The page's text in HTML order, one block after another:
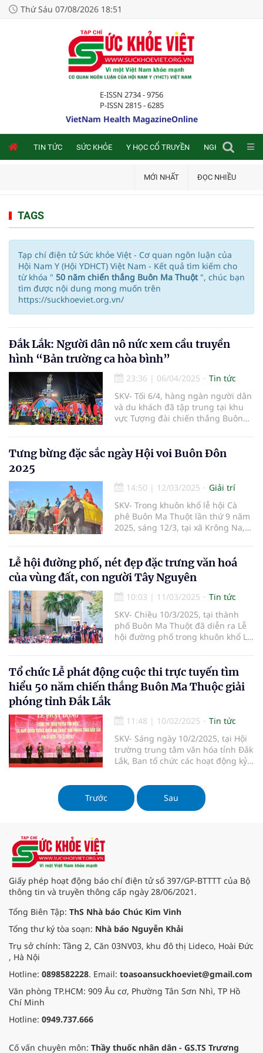
Thứ Sáu 07/08/2026 18:51
E-ISSN 2734 - 9756
P-ISSN 2815 - 6285
VietNam Health MagazineOnline
TIN TỨC SỨC KHỎE Y HỌC CỔ TRUYỀN NGHIÊN CỨU
MỚI NHẤT ĐỌC NHIỀU
TAGS
Tạp chí điện tử Sức khỏe Việt - Cơ quan ngôn luận của
Hội Nam Y (Hội YDHCT) Việt Nam - Kết quả tìm kiếm cho
từ khóa " 50 năm chiến thắng Buôn Ma Thuột ", chúc bạn
tìm được nội dung mong muốn trên
https://suckhoeviet.org.vn/
Đắk Lắk: Người dân nô nức xem cầu truyền
hình “Bản trường ca hòa bình”
23:36 | 06/04/2025
Tin tức
SKV- Tối 6/4, hàng ngàn người dân
và du khách đã tập trung tại khu
vực Tượng đài chiến thắng Buôn
trường ca hòa bình”.
Tưng bừng đặc sắc ngày Hội voi Buôn Đôn
2025
14:50 | 12/03/2025
Giải trí
SKV- Trong khuôn khổ lễ hội Cà
phê Buôn Ma Thuột lần thứ 9 năm
2025, sáng 12/3, tại xã Krông Na,
khai mạc hội voi Buôn Đôn năm
2025 chính thức diễn ra tại trung
tâm tổ chức lễ hội, xã Krông Na,
huyện Buôn Đôn. Hội voi do UBND
huyện phối hợp với Sở Văn hóa,
Thể thao và Du lịch, Trung tâm bảo
tồn voi, cứu hộ động vật và quản lý
bảo vệ rừng tổ chức thực hiện.
Lễ hội đường phố, nét đẹp đặc trưng văn hoá
của vùng đất, con người Tây Nguyên
10:03 | 11/03/2025
Tin tức
SKV- Chiều 10/3/2025, tại thành
phố Buôn Ma Thuột đã diễn ra Lễ
hội đường phố trong khuôn khổ Lễ
Tổ chức Lễ phát động cuộc thi trực tuyến tìm
hiểu 50 năm chiến thắng Buôn Ma Thuộc giải
phóng tỉnh Đắk Lắk
11:48 | 10/02/2025
Tin tức
SKV- Sáng ngày 10/2/2025, tại Hội
trường trung tâm văn hóa tỉnh Đắk
Lắk, Ban tổ chức các hoạt động kỷ
Thuột, giải phóng tỉnh Đắk Lắk và
lễ hội cà phê Buôn Ma Thuột lần
thứ 9 năm 2025 triển khai
Trước Sau
Giấy phép hoạt động báo chí điện tử số 397/GP-BTTTT của Bộ
thông tin và truyền thông cấp ngày 28/06/2021.
Tổng Biên Tập: ThS Nhà báo Chúc Kim Vinh
Tổng thư ký tòa soạn: Nhà báo Nguyễn Khải
Trụ sở chính: Tầng 2, Căn 03NV03, khu đô thị Lideco, Hoài Đức
, Hà Nội
Hotline: 0898582228. Email: toasoansuckhoeviet@gmail.com
Văn phòng TP.HCM: 909 Âu cơ, Phường Tân Sơn Nhì, TP Hồ
Chí Minh
Hotline: 0949.737.666
Cố vấn chuyên môn: Thầy thuốc nhân dân - GS.TS Trương